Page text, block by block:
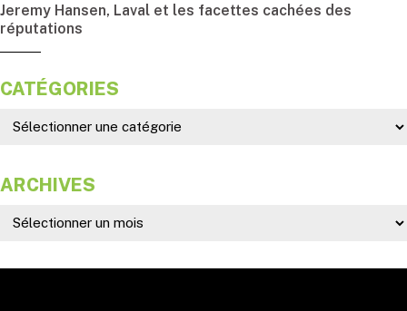
Jeremy Hansen, Laval et les facettes cachées des
réputations
CATÉGORIES
ARCHIVES